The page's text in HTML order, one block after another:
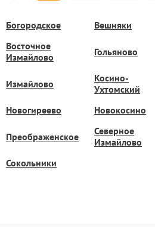
Богородское Вешняки
Восточное
Измайлово
Гольяново
Измайлово
Косино-
Ухтомский
Новогиреево Новокосино
Преображенское
Северное
Измайлово
Сокольники